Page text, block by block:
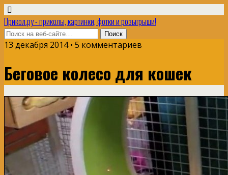
Прикол.ру - приколы, картинки, фотки и розыгрыши!
13 декабря 2014 • 5 комментариев
Беговое колесо для кошек